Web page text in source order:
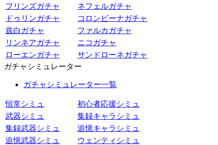
フリンズガチャ
ネフェルガチャ
ドゥリンガチャ
コロンビーナガチャ
兹白ガチャ
ファルカガチャ
リンネアガチャ
ニコガチャ
ローエンガチャ
サンドローネガチャ
ガチャシミュレーター
ガチャシミュレーター一覧
恒常シミュ
初心者応援シミュ
武器シミュ
集録キャラシミュ
集録武器シミュ
追憶キャラシミュ
追憶武器シミュ
ウェンティシミュ